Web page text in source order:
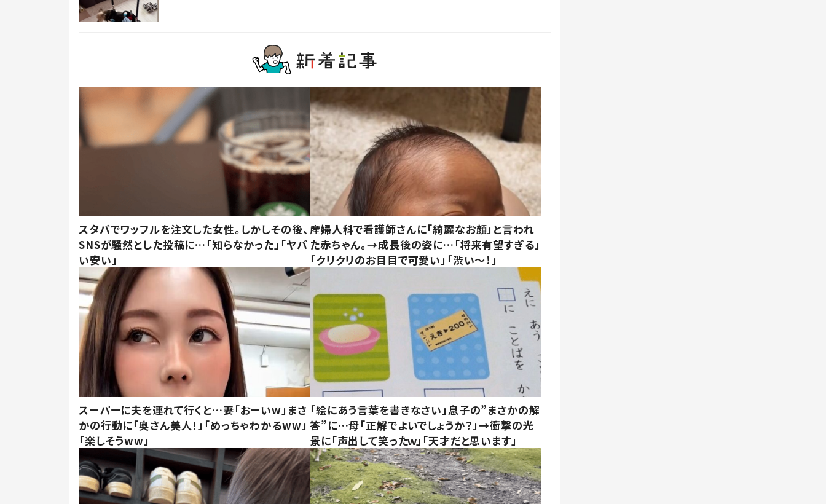
スタバでワッフルを注文した女性。しかしその後、
SNSが騒然とした投稿に…「知らなかった」「ヤバ
い安い」
産婦人科で看護師さんに「綺麗なお顔」と言われ
た赤ちゃん。→成長後の姿に…「将来有望すぎる」
「クリクリのお目目で可愛い」「渋い～！」
スーパーに夫を連れて行くと…妻「おーいw」まさ
かの行動に「奥さん美人！」「めっちゃわかるww」
「楽しそうww」
「絵にあう言葉を書きなさい」息子の”まさかの解
答”に…母「正解でよいでしょうか？」→衝撃の光
景に「声出して笑ったｗ」「天才だと思います」